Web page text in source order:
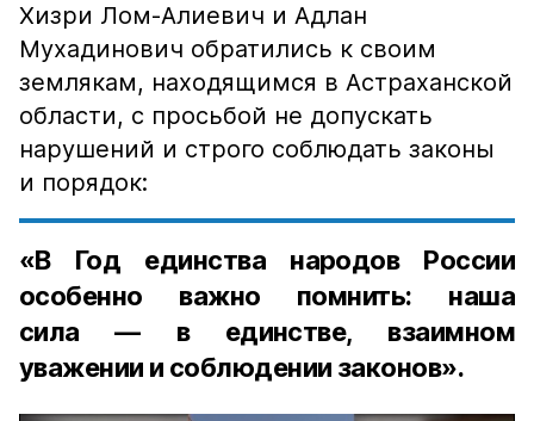
Хизри Лом-Алиевич и Адлан
Мухадинович обратились к своим
землякам, находящимся в Астраханской
области, с просьбой не допускать
нарушений и строго соблюдать законы
и порядок:
«В Год единства народов России
особенно важно помнить: наша
сила — в единстве, взаимном
уважении и соблюдении законов».